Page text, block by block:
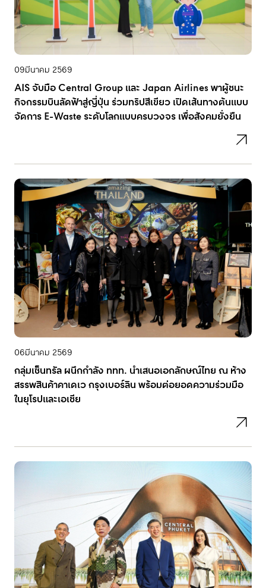
09มีนาคม 2569
AIS จับมือ Central Group และ Japan Airlines พาผู้ชนะ
กิจกรรมบินลัดฟ้าสู่ญี่ปุ่น ร่วมทริปสีเขียว เปิดเส้นทางต้นแบบ
จัดการ E-Waste ระดับโลกแบบครบวงจร เพื่อสังคมยั่งยืน
06มีนาคม 2569
กลุ่มเซ็นทรัล ผนึกกำลัง ททท. นำเสนอเอกลักษณ์ไทย ณ ห้าง
สรรพสินค้าคาเดเว กรุงเบอร์ลิน พร้อมต่อยอดความร่วมมือ
ในยุโรปและเอเชีย